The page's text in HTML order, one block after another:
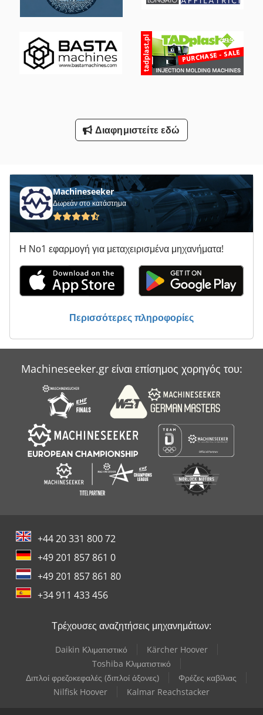
Σχετικά Με Τη Δεικτοδότηση Πίνακα Πνευματικά
Τησ Ογαπ
Φθάσουν Φορτηγά Οχήματα
Διαφημιστείτε εδώ
Machineseeker
Δωρεάν στο κατάστημα
Η Νο1 εφαρμογή για μεταχειρισμένα μηχανήματα!
Περισσότερες πληροφορίες
Machineseeker.gr είναι επίσημος χορηγός του:
+44 20 331 800 72
+49 201 857 861 0
+49 201 857 861 80
+34 911 433 456
Τρέχουσες αναζητήσεις μηχανημάτων:
Daikin Κλιματιστικό
Kärcher Hoover
Toshiba Κλιματιστικό
Διπλοί φρεζοκεφαλές (διπλοί άξονες)
Φρέζες καβίλιας
Nilfisk Hoover
Kalmar Reachstacker